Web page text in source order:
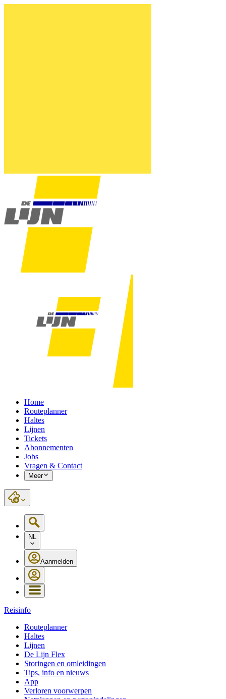
Home
Routeplanner
Haltes
Lijnen
Tickets
Abonnementen
Jobs
Vragen & Contact
Meer
NL
Aanmelden
Reisinfo
Routeplanner
Haltes
Lijnen
De Lijn Flex
Storingen en omleidingen
Tips, info en nieuws
App
Verloren voorwerpen